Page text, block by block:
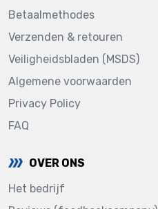
Betaalmethodes
Verzenden & retouren
Veiligheidsbladen (MSDS)
Algemene voorwaarden
Privacy Policy
FAQ
OVER ONS
Het bedrijf